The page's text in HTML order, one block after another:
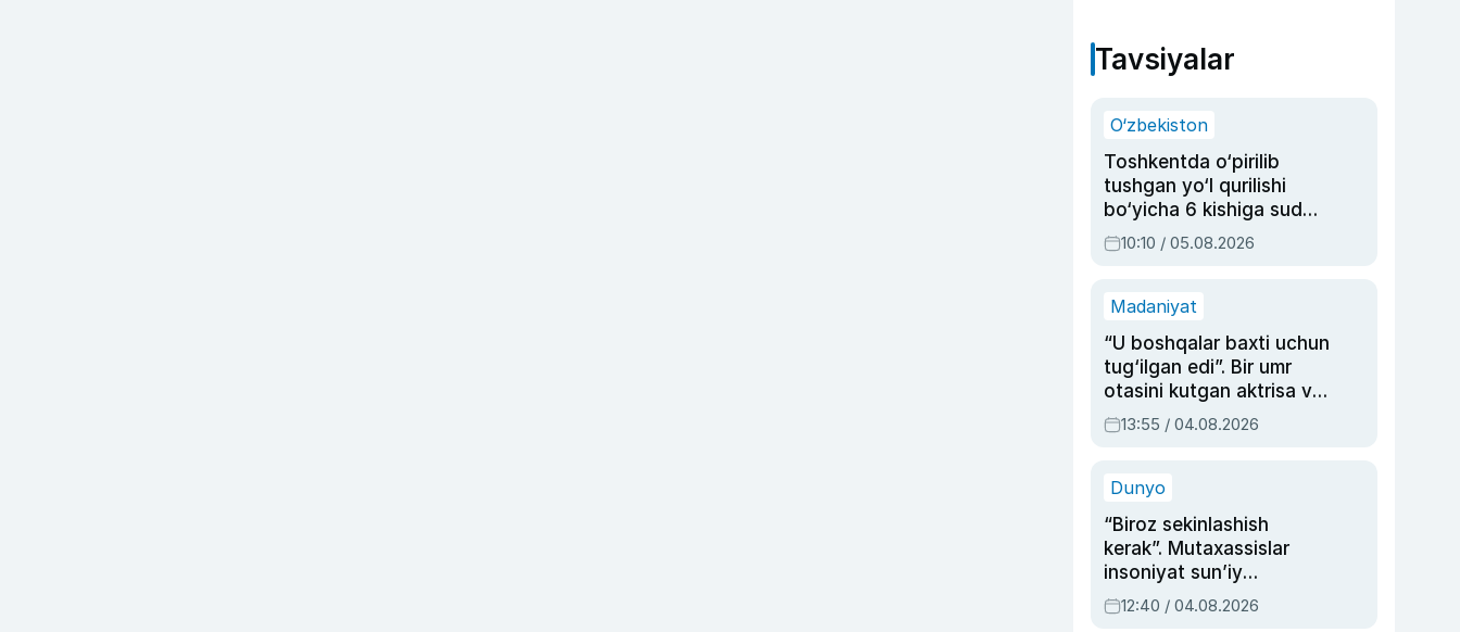
Tavsiyalar
O‘zbekiston
Toshkentda o‘pirilib
tushgan yo‘l qurilishi
bo‘yicha 6 kishiga sud
hukmi o‘qildi
10:10 / 05.08.2026
Madaniyat
“U boshqalar baxti uchun
tug‘ilgan edi”. Bir umr
otasini kutgan aktrisa va
dublyaj ustasi Rimma
Ahmedovaning
13:55 / 04.08.2026
Dunyo
“Biroz sekinlashish
kerak”. Mutaxassislar
insoniyat sun’iy
intellektni boshqara
olmay qolishidan xavotir
12:40 / 04.08.2026